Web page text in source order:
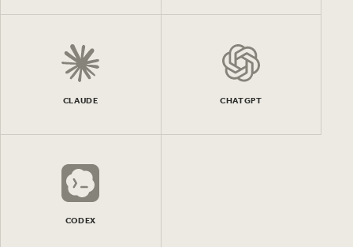
CLAUDE CHATGPT
CODEX